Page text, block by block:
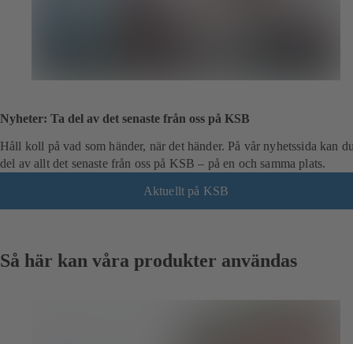
Nyheter: Ta del av det senaste från oss på KSB
Håll koll på vad som händer, när det händer. På vår nyhetssida kan
del av allt det senaste från oss på KSB – på en och samma plats.
Aktuellt på KSB
Så här kan våra produkter användas